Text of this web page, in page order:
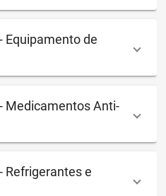
Equipamento de
Medicamentos Anti-
Refrigerantes e